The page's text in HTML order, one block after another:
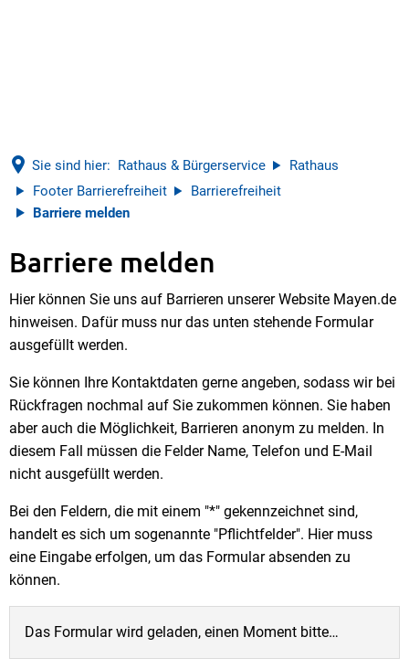
Sie sind hier: Rathaus & Bürgerservice
Rathaus
Footer Barrierefreiheit
Barrierefreiheit
Barriere melden
Barriere
melden
Barriere melden
Hier können Sie uns auf Barrieren unserer Website Mayen.de
hinweisen. Dafür muss nur das unten stehende Formular
ausgefüllt werden.
Sie können Ihre Kontaktdaten gerne angeben, sodass wir bei
Rückfragen nochmal auf Sie zukommen können. Sie haben
aber auch die Möglichkeit, Barrieren anonym zu melden. In
diesem Fall müssen die Felder Name, Telefon und E-Mail
nicht ausgefüllt werden.
Bei den Feldern, die mit einem "*" gekennzeichnet sind,
handelt es sich um sogenannte "Pflichtfelder". Hier muss
eine Eingabe erfolgen, um das Formular absenden zu
können.
Das Formular wird geladen, einen Moment bitte…